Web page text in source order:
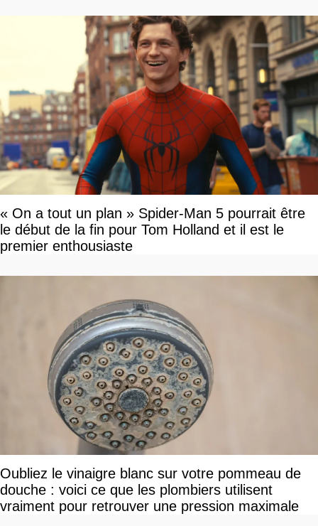
« On a tout un plan » Spider-Man 5 pourrait être
le début de la fin pour Tom Holland et il est le
premier enthousiaste
Oubliez le vinaigre blanc sur votre pommeau de
douche : voici ce que les plombiers utilisent
vraiment pour retrouver une pression maximale